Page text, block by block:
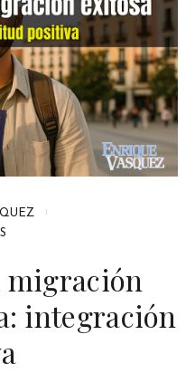
migración
integración